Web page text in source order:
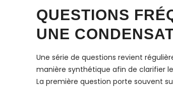
QUESTIONS
UNE
Une série de questions revient
manière synthétique afin de clarifier
La première question porte souvent